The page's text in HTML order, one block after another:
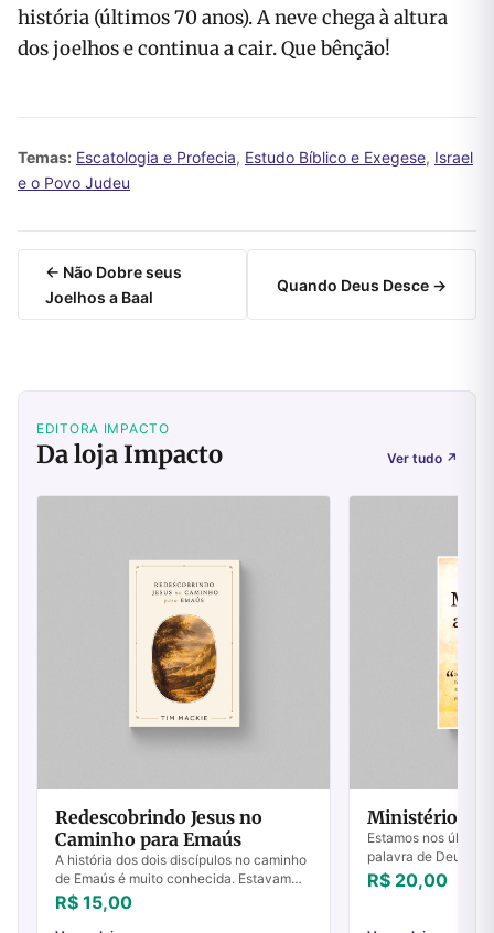
história (últimos 70 anos). A neve chega à altura
dos joelhos e continua a cair. Que bênção!
Temas: Escatologia e Profecia, Estudo Bíblico e Exegese, Israel
e o Povo Judeu
← Não Dobre seus
Joelhos a Baal
Quando Deus Desce →
EDITORA IMPACTO
Da loja Impacto Ver tudo ↗
Redescobrindo Jesus no
Caminho para Emaús
A história dos dois discípulos no caminho
de Emaús é muito conhecida. Estavam
conversando sobre Jesus, conheciam
Jesus, mas não conseguiram reconhecer
R$ 15,00
Ministério ao
Estamos nos
palavra de Deus
nunca antes pela
e seus propósitos
R$ 20,00